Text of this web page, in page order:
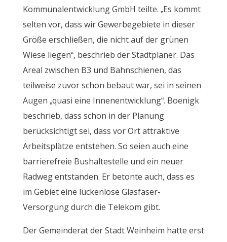
Kommunalentwicklung GmbH teilte. „Es kommt
selten vor, dass wir Gewerbegebiete in dieser
Größe erschließen, die nicht auf der grünen
Wiese liegen“, beschrieb der Stadtplaner. Das
Areal zwischen B3 und Bahnschienen, das
teilweise zuvor schon bebaut war, sei in seinen
Augen „quasi eine Innenentwicklung“. Boenigk
beschrieb, dass schon in der Planung
berücksichtigt sei, dass vor Ort attraktive
Arbeitsplätze entstehen. So seien auch eine
barrierefreie Bushaltestelle und ein neuer
Radweg entstanden. Er betonte auch, dass es
im Gebiet eine lückenlose Glasfaser-
Versorgung durch die Telekom gibt.
Der Gemeinderat der Stadt Weinheim hatte erst